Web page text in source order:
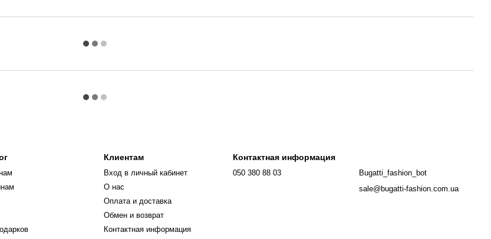
Клиентам
Вход в личный кабинет
О нас
Оплата и доставка
Обмен и возврат
Контактная информация
Контактная информация
050 380 88 03
Bugatti_fashion_bot
sale@bugatti-fashion.com.ua